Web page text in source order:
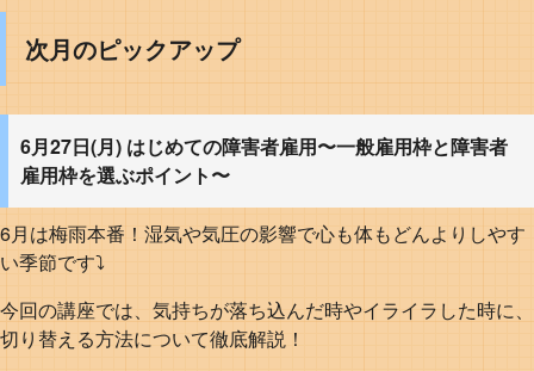
次月のピックアップ
6月27日(月) はじめての障害者雇用〜一般雇用枠と障害者
雇用枠を選ぶポイント〜
6月は梅雨本番！湿気や気圧の影響で心も体もどんよりしやす
い季節です⤵️
今回の講座では、気持ちが落ち込んだ時やイライラした時に、
切り替える方法について徹底解説！